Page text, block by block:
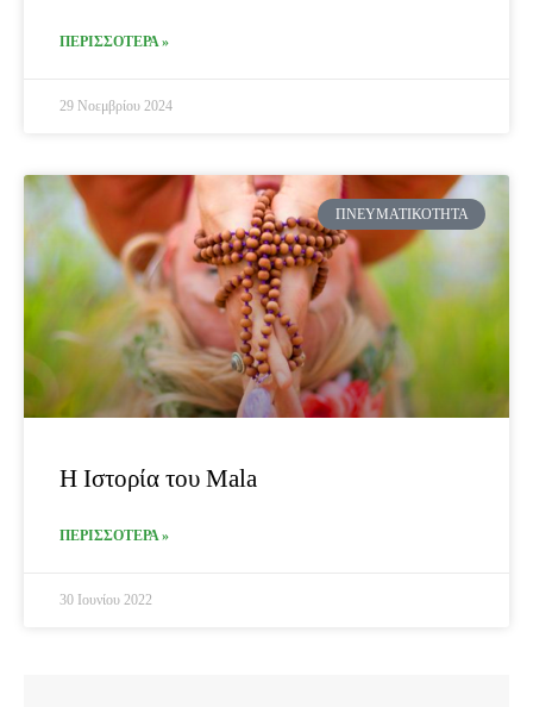
ΠΕΡΙΣΣΟΤΕΡΑ »
29 Νοεμβρίου 2024
ΠΝΕΥΜΑΤΙΚΌΤΗΤΑ
Η Ιστορία του Μala
ΠΕΡΙΣΣΟΤΕΡΑ »
30 Ιουνίου 2022